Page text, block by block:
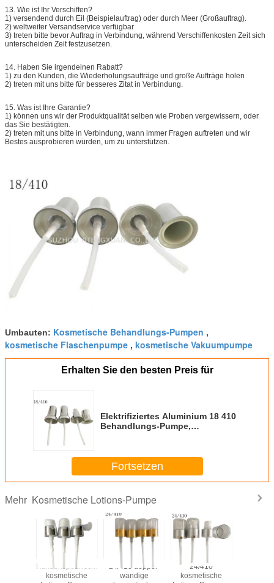
13. Wie ist Ihr Verschiffen?
1) versendend durch Eil (Beispielauftrag) oder durch Meer (Großauftrag).
2) weltweiter Versandservice verfügbar
3) treten bitte bevor Auftrag in Verbindung, während Verschiffenkosten Zeit sich
unterscheiden Zeit festzusetzen.
14. Haben Sie irgendeinen Rabatt?
1) zu den Kunden, die Wiederholungsaufträge und große Aufträge holen
2) treten mit uns bitte für besseres Zitat in Verbindung.
15. Was ist Ihre Garantie?
1) können uns wir der Produktqualität selben wie Proben vergewissern, oder
das Sie bestätigten.
2) treten mit uns bitte in Verbindung, wann immer Fragen auftreten und wir
Bestes ausprobieren würden, um zu unterstützen.
Umbauten: Kosmetische Behandlungs-Pumpen ,
kosmetische Flaschenpumpe , kosmetische Vakuumpumpe
Erhalten Sie den besten Preis für
Elektrifiziertes Aluminium 18 410
Behandlungs-Pumpe,
Fortsetzen
Mehr Kosmetische Lotions-Pumpe
Kundenspezifische
kosmetische
24/410 doppel-
wandige
24/410
kosmetische